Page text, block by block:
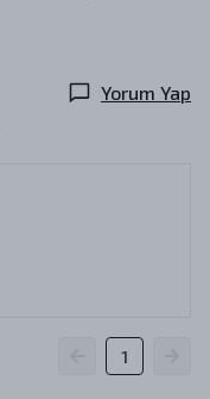
Yorum Yap
1